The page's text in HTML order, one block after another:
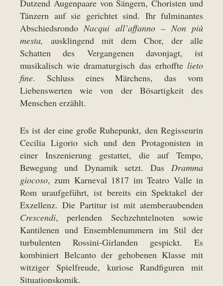
Dutzend Augenpaare von Sängern, Choristen und
Tänzern auf sie gerichtet sind. Ihr fulminantes
Abschiedsrondo Nacqui all’affanno – Non più
mesta, ausklingend mit dem Chor, der alle
Schatten des Vergangenen davonjagt, ist
musikalisch wie dramaturgisch das erhoffte lieto
fine. Schluss eines Märchens, das vom
Liebenswerten wie von der Bösartigkeit des
Menschen erzählt.
Es ist der eine große Ruhepunkt, den Regisseurin
Cecilia Ligorio sich und den Protagonisten in
einer Inszenierung gestattet, die auf Tempo,
Bewegung und Dynamik setzt. Das Dramma
giocoso, zum Karneval 1817 im Teatro Valle in
Rom uraufgeführt, ist bereits ein Spektakel der
Exzellenz. Die Partitur ist mit atemberaubenden
Crescendi, perlenden Sechzehntelnoten sowie
Kantilenen und Ensemblenummern im Stil der
turbulenten Rossini-Girlanden gespickt. Es
kombiniert Belcanto der gehobenen Klasse mit
witziger Spielfreude, kuriose Randfiguren mit
Situationskomik.